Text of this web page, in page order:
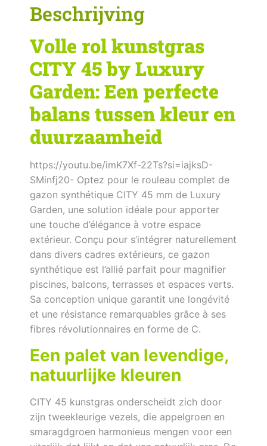
Beschrijving
Volle rol kunstgras
CITY 45 by Luxury
Garden: Een perfecte
balans tussen kleur en
duurzaamheid
https://youtu.be/imK7Xf-22Ts?si=iajksD-
SMinfj20- Optez pour le rouleau complet de
gazon synthétique CITY 45 mm de Luxury
Garden, une solution idéale pour apporter
une touche d’élégance à votre espace
extérieur. Conçu pour s’intégrer naturellement
dans divers cadres extérieurs, ce gazon
synthétique est l’allié parfait pour magnifier
piscines, balcons, terrasses et espaces verts.
Sa conception unique garantit une longévité
et une résistance remarquables grâce à ses
fibres révolutionnaires en forme de C.
Een palet van levendige,
natuurlijke kleuren
CITY 45 kunstgras onderscheidt zich door
zijn tweekleurige vezels, die appelgroen en
smaragdgroen harmonieus mengen voor een